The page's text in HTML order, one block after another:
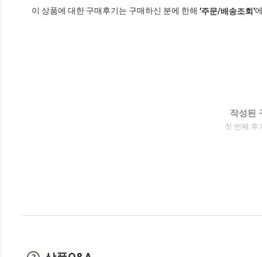
이 상품에 대한 구매후기는 구매하신 분에 한해 '주문/배송조회'
작성된
첫 번째 후